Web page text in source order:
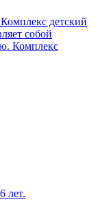
Комплекс детский
собой
Комплекс
лет.